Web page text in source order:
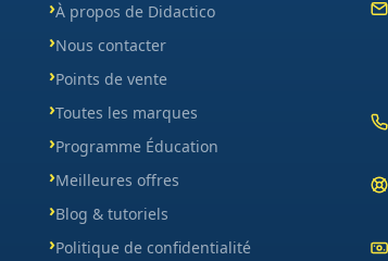
À propos de Didactico
Nous contacter
Points de vente
Toutes les marques
Programme Éducation
Meilleures offres
Blog & tutoriels
Politique de confidentialité